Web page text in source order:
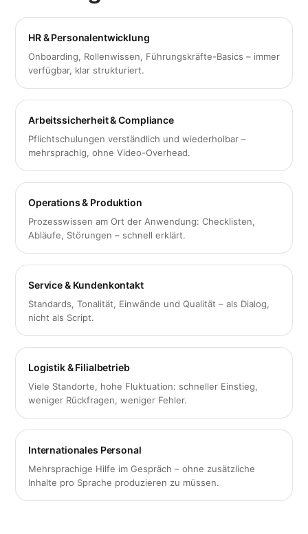
HR & Personalentwicklung
Onboarding, Rollenwissen, Führungskräfte-Basics – immer
verfügbar, klar strukturiert.
Arbeitssicherheit & Compliance
Pflichtschulungen verständlich und wiederholbar –
mehrsprachig, ohne Video-Overhead.
Operations & Produktion
Prozesswissen am Ort der Anwendung: Checklisten,
Abläufe, Störungen – schnell erklärt.
Service & Kundenkontakt
Standards, Tonalität, Einwände und Qualität – als Dialog,
nicht als Script.
Logistik & Filialbetrieb
Viele Standorte, hohe Fluktuation: schneller Einstieg,
weniger Rückfragen, weniger Fehler.
Internationales Personal
Mehrsprachige Hilfe im Gespräch – ohne zusätzliche
Inhalte pro Sprache produzieren zu müssen.